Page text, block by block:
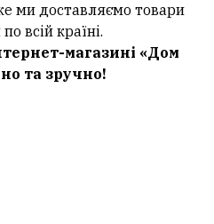
ми доставляємо товари
всій країні.
магазині «Дом
та зручно!